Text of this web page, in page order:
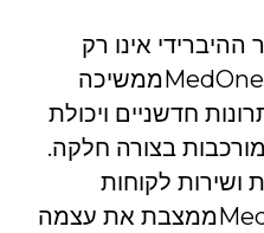
סנטר ההיברידי אינו רק
מגמה, אלא הכרח עסקי. MedOneממשיכה
חדשניים ויכולת
בצורה חלקה.
ושירות לקוחות
מהשורה הראשונה, MedOneממצבת את עצמה